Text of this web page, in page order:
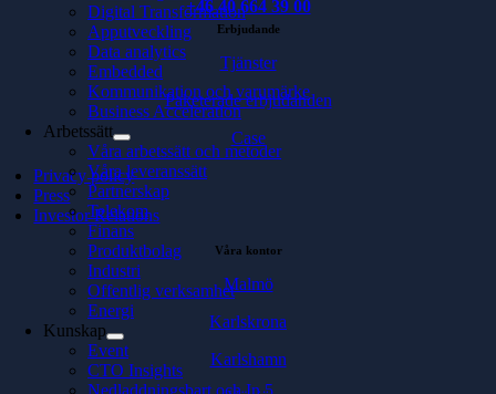
Digital Transformation
Apputveckling
Data analytics
Embedded
Kommunikation och varumärke
Business Acceleration
Arbetssätt
Våra arbetssätt och metoder
Våra leveranssätt
Partnerskap
Telekom
Finans
Produktbolag
Industri
Offentlig verksamhet
Energi
Kunskap
Event
CTO Insights
Nedladdningsbart och In 5
+46 40 664 39 00
Erbjudande
Tjänster
Paketerade erbjudanden
Case
Privacy policy
Press
Investor Relations
Våra kontor
Malmö
Karlskrona
Karlshamn